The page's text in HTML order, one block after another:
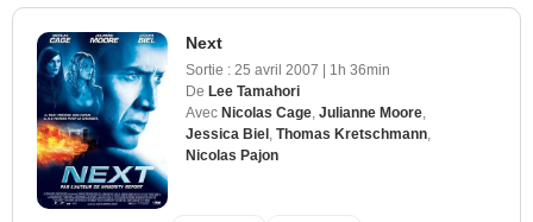
Next
Sortie : 25 avril 2007 | 1h 36min
De Lee Tamahori
Avec Nicolas Cage Julianne Moore
Jessica Biel Thomas Kretschmann
Nicolas Pajon